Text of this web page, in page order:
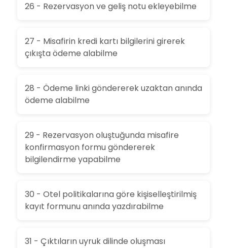
26 - Rezervasyon ve geliş notu ekleyebilme
27 - Misafirin kredi kartı bilgilerini girerek
çıkışta ödeme alabilme
28 - Ödeme linki göndererek uzaktan anında
ödeme alabilme
29 - Rezervasyon oluştuğunda misafire
konfirmasyon formu göndererek
bilgilendirme yapabilme
30 - Otel politikalarına göre kişiselleştirilmiş
kayıt formunu anında yazdırabilme
31 - Çıktıların uyruk dilinde oluşması